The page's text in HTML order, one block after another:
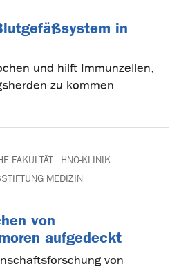
in
und hilft Immunzellen,
zu kommen
FAKULTÄT
HNO-KLINIK
MEDIZIN
von
aufgedeckt
von